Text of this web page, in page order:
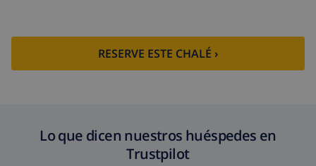
RESERVE ESTE CHALÉ ›
Lo que dicen nuestros huéspedes en
Trustpilot